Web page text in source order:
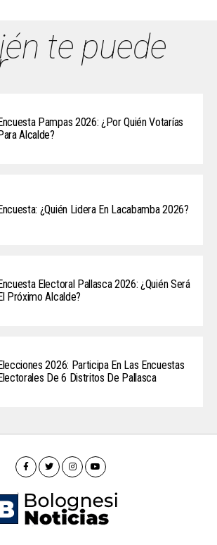
te puede
Pampas 2026: ¿Por Quién Votarías
Alcalde?
¿Quién Lidera En Lacabamba 2026?
Electoral Pallasca 2026: ¿Quién Será
Próximo Alcalde?
2026: Participa En Las Encuestas
De 6 Distritos De Pallasca